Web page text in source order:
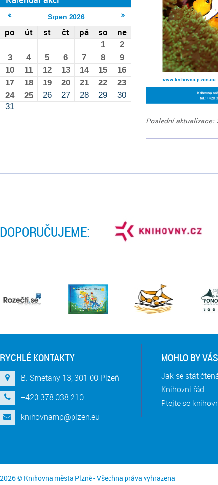
Poslední aktualizace:
Srpen 2026
po út st čt pá so ne
1
2
3
4 5 6 7 8
9
10
11 12 13 14 15
16
17
18 19 20 21 22
23
24
25 26 27 28 29
30
31
DOPORUČUJEME:
RYCHLÉ KONTAKTY
B. Smetany 13, 301 00 Plzeň
+420 378 038 210
knihovnamp@plzen.eu
MOHLO BY
Jak se stát
Knihovní řád
Ptejte se
2026 © Knihovna města Plzně - Všechna práva vyhrazena